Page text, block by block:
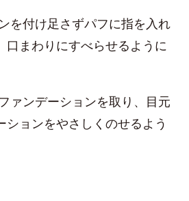
を付け足さずパフに指を入れ
口まわりにすべらせるように
ァンデーションを取り、目元
ションをやさしくのせるよう